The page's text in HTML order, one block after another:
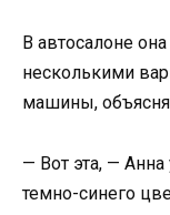
В автосалоне
несколькими
машины,
— Вот эта, —
темно-синего